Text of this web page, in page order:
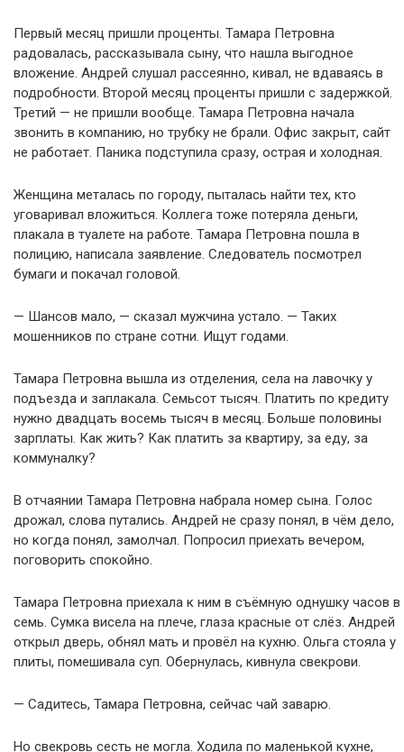
Первый месяц пришли проценты. Тамара Петровна
радовалась, рассказывала сыну, что нашла выгодное
вложение. Андрей слушал рассеянно, кивал, не вдаваясь в
подробности. Второй месяц проценты пришли с задержкой.
Третий — не пришли вообще. Тамара Петровна начала
звонить в компанию, но трубку не брали. Офис закрыт, сайт
не работает. Паника подступила сразу, острая и холодная.
Женщина металась по городу, пыталась найти тех, кто
уговаривал вложиться. Коллега тоже потеряла деньги,
плакала в туалете на работе. Тамара Петровна пошла в
полицию, написала заявление. Следователь посмотрел
бумаги и покачал головой.
— Шансов мало, — сказал мужчина устало. — Таких
мошенников по стране сотни. Ищут годами.
Тамара Петровна вышла из отделения, села на лавочку у
подъезда и заплакала. Семьсот тысяч. Платить по кредиту
нужно двадцать восемь тысяч в месяц. Больше половины
зарплаты. Как жить? Как платить за квартиру, за еду, за
коммуналку?
В отчаянии Тамара Петровна набрала номер сына. Голос
дрожал, слова путались. Андрей не сразу понял, в чём дело,
но когда понял, замолчал. Попросил приехать вечером,
поговорить спокойно.
Тамара Петровна приехала к ним в съёмную однушку часов в
семь. Сумка висела на плече, глаза красные от слёз. Андрей
открыл дверь, обнял мать и провёл на кухню. Ольга стояла у
плиты, помешивала суп. Обернулась, кивнула свекрови.
— Садитесь, Тамара Петровна, сейчас чай заварю.
Но свекровь сесть не могла. Ходила по маленькой кухне,